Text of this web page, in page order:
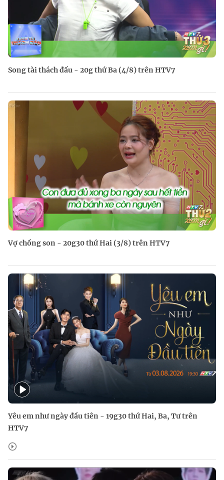
Song tài thách đấu - 20g thứ Ba (4/8) trên HTV7
Vợ chồng son - 20g30 thứ Hai (3/8) trên HTV7
Yêu em như ngày đầu tiên - 19g30 thứ Hai, Ba, Tư trên
HTV7